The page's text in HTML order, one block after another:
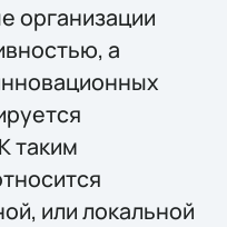
организации
а
таким
или локальной